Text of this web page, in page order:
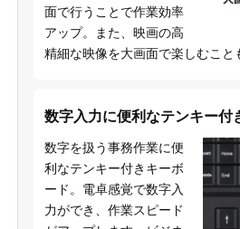
面で行うことで作業効率
アップ。また、映画の高
精細な映像を大画面で楽しむこと
数字入力に便利なテンキー付
数字を扱う事務作業に便
利なテンキー付きキーボ
ード。電卓感覚で数字入
力ができ、作業スピード